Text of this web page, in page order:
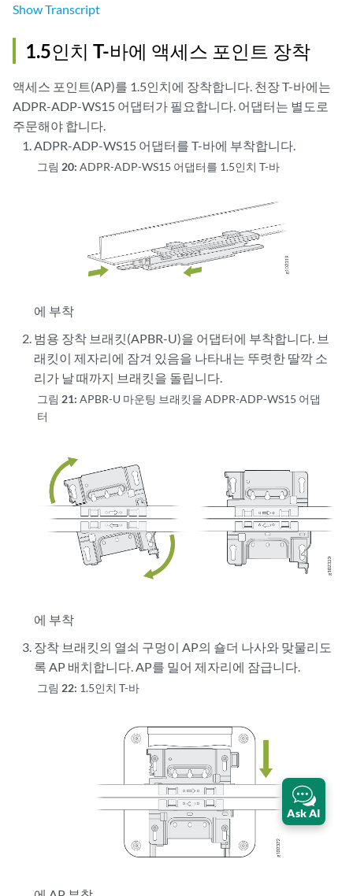
ShowTranscript
1.5인치 T-바에 액세스 포인트 장착
액세스 포인트(AP)를 1.5인치에 장착합니다. 천장 T-바에는
ADPR-ADP-WS15 어댑터가 필요합니다. 어댑터는 별도로
주문해야 합니다.
ADPR-ADP-WS15 어댑터를 T-바에 부착합니다.
그림 20:ADPR-ADP-WS15 어댑터를 1.5인치 T-바
에 부착
범용 장착 브래킷(APBR-U)을 어댑터에 부착합니다. 브
래킷이 제자리에 잠겨 있음을 나타내는 뚜렷한 딸깍 소
리가 날 때까지 브래킷을 돌립니다.
그림 21:APBR-U 마운팅 브래킷을 ADPR-ADP-WS15 어댑
터
에 부착
장착 브래킷의 열쇠 구멍이 AP의 숄더 나사와 맞물리도
록 AP 배치합니다. AP를 밀어 제자리에 잠급니다.
그림 22: 1.5인치 T-바
Ask AI